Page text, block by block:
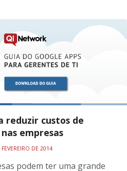
reduzir custos de
empresas
DE 2014
podem ter uma grande